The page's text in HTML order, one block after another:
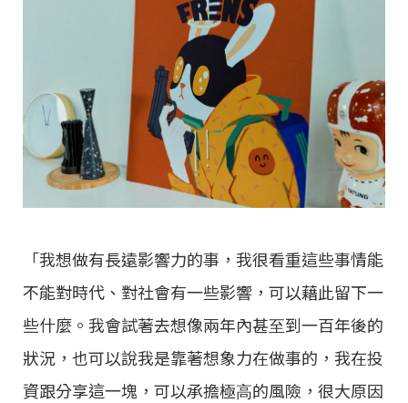
「我想做有長遠影響⼒的事，我很看重這些事情能
不能對時代、對社會有⼀些影響，可以藉此留下⼀
些什麼。我會試著去想像兩年內甚⾄到⼀百年後的
狀況，也可以說我是靠著想象⼒在做事的，我在投
資跟分享這⼀塊，可以承擔極⾼的風險，很⼤原因